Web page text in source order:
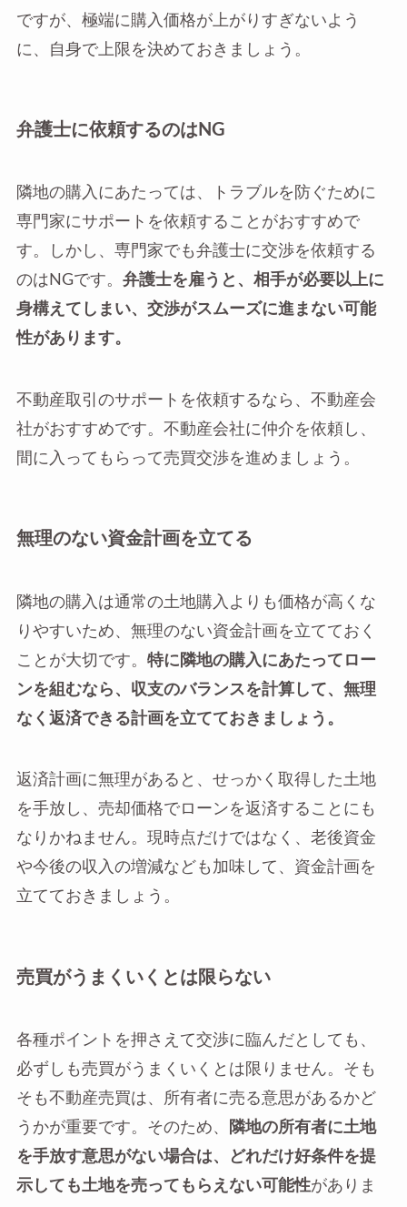
ですが、極端に購入価格が上がりすぎないよう
に、自身で上限を決めておきましょう。
弁護士に依頼するのはNG
隣地の購入にあたっては、トラブルを防ぐために
専門家にサポートを依頼することがおすすめで
す。しかし、専門家でも弁護士に交渉を依頼する
のはNGです。 弁護士を雇うと、相手が必要以上に
身構えてしまい、交渉がスムーズに進まない可能
性があります。
不動産取引のサポートを依頼するなら、不動産会
社がおすすめです。不動産会社に仲介を依頼し、
間に入ってもらって売買交渉を進めましょう。
無理のない資金計画を立てる
隣地の購入は通常の土地購入よりも価格が高くな
りやすいため、無理のない資金計画を立てておく
ことが大切です。 特に隣地の購入にあたってロー
ンを組むなら、収支のバランスを計算して、無理
なく返済できる計画を立てておきましょう。
返済計画に無理があると、せっかく取得した土地
を手放し、売却価格でローンを返済することにも
なりかねません。現時点だけではなく、老後資金
や今後の収入の増減なども加味して、資金計画を
立てておきましょう。
売買がうまくいくとは限らない
各種ポイントを押さえて交渉に臨んだとしても、
必ずしも売買がうまくいくとは限りません。そも
そも不動産売買は、所有者に売る意思があるかど
うかが重要です。そのため、
隣地の所有者に土地
を手放す意思がない場合は、どれだけ好条件を提
示しても土地を売ってもらえない可能性がありま